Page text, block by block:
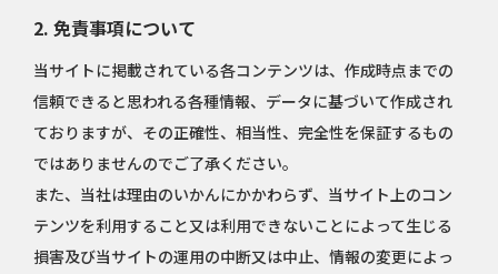
2. 免責事項について
当サイトに掲載されている各コンテンツは、作成時点までの
信頼できると思われる各種情報、データに基づいて作成され
ておりますが、その正確性、相当性、完全性を保証するもの
ではありませんのでご了承ください。
また、当社は理由のいかんにかかわらず、当サイト上のコン
テンツを利用すること又は利用できないことによって生じる
損害及び当サイトの運用の中断又は中止、情報の変更によっ